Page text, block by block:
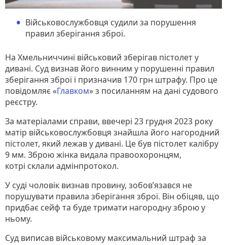
Військовослужбовця судили за порушення
правил зберігання зброї.
На Хмельниччині військовий зберігав пістолет у
дивані. Суд визнав його винним у порушенні правил
зберігання зброї і призначив 170 грн штрафу. Про це
повідомляє «Главком» з посиланням на дані судового
реєстру.
За матеріалами справи, ввечері 23 грудня 2023 року
матір військовослужбовця знайшла його нагородний
пістолет, який лежав у дивані. Це був пістолет калібру
9 мм. Зброю жінка видала правоохоронцям,
котрі склали адмінпротокол.
У суді чоловік визнав провину, зобов’язався не
порушувати правила зберігання зброї. Він обіцяв, що
придбає сейф та буде тримати нагородну зброю у
ньому.
Суд виписав військовому максимальний штраф за